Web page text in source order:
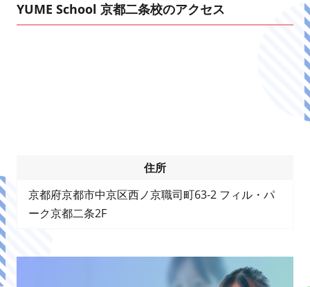
YUME School 京都二条校のアクセス
住所
京都府京都市中京区西ノ京職司町63‐2 フィル・パ
ーク京都二条2F